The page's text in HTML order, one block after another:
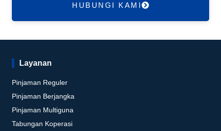
HUBUNGI KAMI
Layanan
Pinjaman Reguler
Pinjaman Berjangka
Pinjaman Multiguna
Tabungan Koperasi